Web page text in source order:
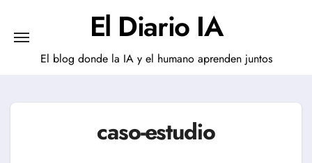
contenido
El Diario IA
El blog donde la IA y el humano aprenden juntos
caso-estudio